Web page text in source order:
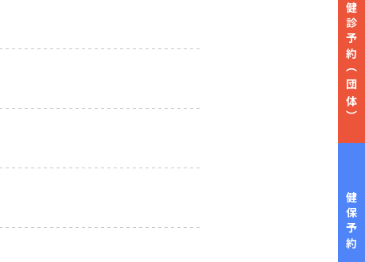
健診予約
（団体）
健保予約